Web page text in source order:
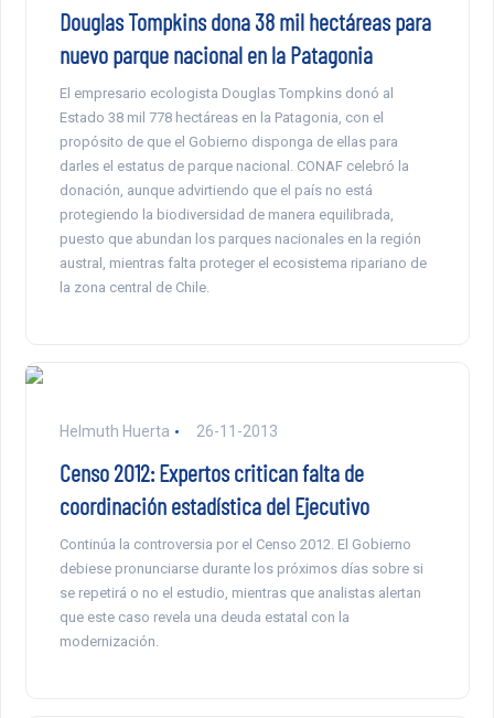
Douglas Tompkins dona 38 mil hectáreas para
nuevo parque nacional en la Patagonia
El empresario ecologista Douglas Tompkins donó al
Estado 38 mil 778 hectáreas en la Patagonia, con el
propósito de que el Gobierno disponga de ellas para
darles el estatus de parque nacional. CONAF celebró la
donación, aunque advirtiendo que el país no está
protegiendo la biodiversidad de manera equilibrada,
puesto que abundan los parques nacionales en la región
austral, mientras falta proteger el ecosistema ripariano de
la zona central de Chile.
Helmuth Huerta 26-11-2013
Censo 2012: Expertos critican falta de
coordinación estadística del Ejecutivo
Continúa la controversia por el Censo 2012. El Gobierno
debiese pronunciarse durante los próximos días sobre si
se repetirá o no el estudio, mientras que analistas alertan
que este caso revela una deuda estatal con la
modernización.